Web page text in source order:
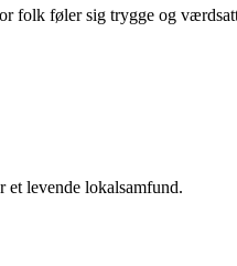
føler sig trygge og
et levende lokalsamfund.